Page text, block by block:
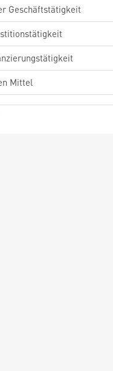
Geschäftstätigkeit
Mittel